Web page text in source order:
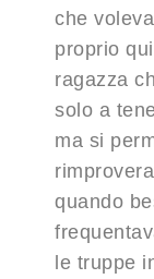
che
proprio
ragazza
solo a
ma si
quando
le truppe